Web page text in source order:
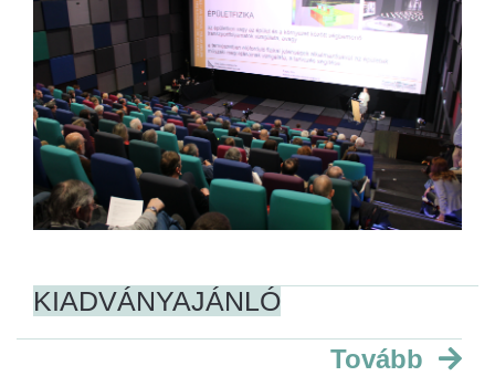
KIADVÁNYAJÁNLÓ
Tovább